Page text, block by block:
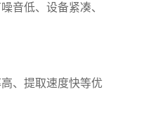
音低、设备紧凑、
、提取速度快等优